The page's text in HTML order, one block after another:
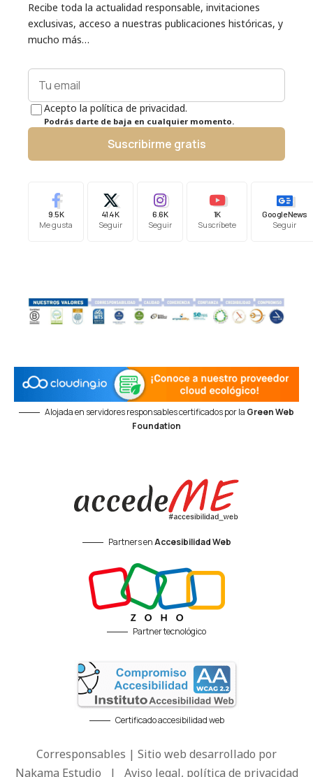
Recibe toda la actualidad responsable, invitaciones
exclusivas, acceso a nuestras publicaciones históricas, y
mucho más…
Acepto la política de privacidad.
Podrás darte de baja en cualquier momento.
Suscribirme gratis
9.5K
Me gusta
41.4K
Seguir
6.6K
Seguir
1K
Suscríbete
Google News
Seguir
Alojada en servidores responsables certificados por la Green Web
Foundation
Partners enAccesibilidad Web
Partner tecnológico
Certificado accesibilidad web
Corresponsables | Sitio web desarrollado por
Nakama Estudio | Aviso legal, política de privacidad